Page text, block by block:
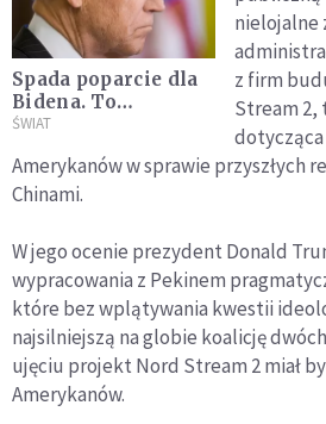
Spada poparcie dla
Bidena. To
najgorszy wynik od
ŚWIAT
nielojalne
z firm
Stream 2,
Amerykanów w sprawie przyszłych
Chinami.
W jego ocenie prezydent Donald
wypracowania z Pekinem
które bez wplątywania kwestii
najsilniejszą na globie koalicję
ujęciu projekt Nord Stream 2 miał
Amerykanów.